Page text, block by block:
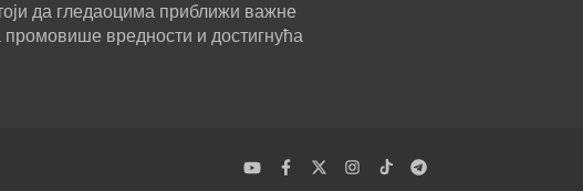
да гледаоцима приближи важне
промовише вредности и достигнућа